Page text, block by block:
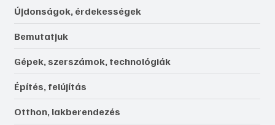
Újdonságok, érdekességek
Bemutatjuk
Gépek, szerszámok, technológiák
Építés, felújítás
Otthon, lakberendezés